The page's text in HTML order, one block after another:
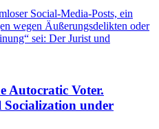
Social-Media-Posts, ein
wegen Äußerungsdelikten oder
sei: Der Jurist und
Autocratic Voter.
under